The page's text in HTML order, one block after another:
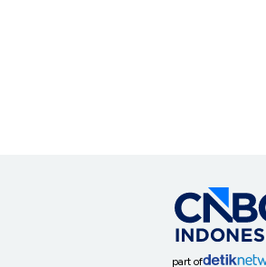
part of